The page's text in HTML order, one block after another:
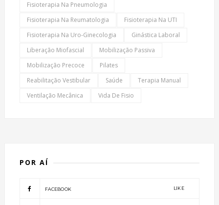
Fisioterapia Na Pneumologia
Fisioterapia Na Reumatologia
Fisioterapia Na UTI
Fisioterapia Na Uro-Ginecologia
Ginástica Laboral
Liberação Miofascial
Mobilização Passiva
Mobilização Precoce
Pilates
Reabilitação Vestibular
Saúde
Terapia Manual
Ventilação Mecânica
Vida De Fisio
POR AÍ
FACEBOOK LIKE